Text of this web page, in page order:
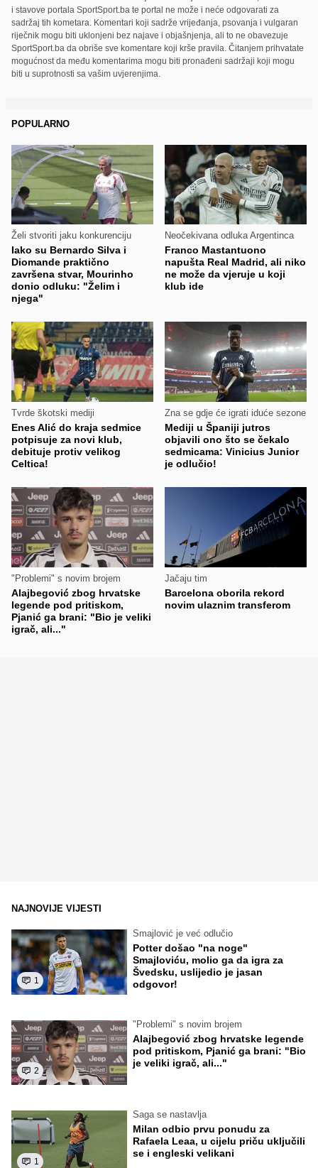
i stavove portala SportSport.ba te portal ne može i neće odgovarati za
sadržaj tih kometara. Komentari koji sadrže vrijeđanja, psovanja i vulgaran
riječnik mogu biti uklonjeni bez najave i objašnjenja, ali to ne obavezuje
SportSport.ba da obriše sve komentare koji krše pravila. Čitanjem prihvatate
mogućnost da među komentarima mogu biti pronađeni sadržaji koji mogu
biti u suprotnosti sa vašim uvjerenjima.
POPULARNO
Želi stvoriti jaku konkurenciju
Iako su Bernardo Silva i
Diomande praktično
završena stvar, Mourinho
donio odluku: "Želim i
njega"
Neočekivana odluka Argentinca
Franco Mastantuono
napušta Real Madrid, ali niko
ne može da vjeruje u koji
klub ide
Tvrde škotski mediji
Enes Alić do kraja sedmice
potpisuje za novi klub,
debituje protiv velikog
Celtica!
Zna se gdje će igrati iduće sezone
Mediji u Španiji jutros
objavili ono što se čekalo
sedmicama: Vinicius Junior
je odlučio!
"Problemi" s novim brojem
Alajbegović zbog hrvatske
legende pod pritiskom,
Pjanić ga brani: "Bio je veliki
igrač, ali..."
Jačaju tim
Barcelona oborila rekord
novim ulaznim transferom
NAJNOVIJE VIJESTI
1
Smajlović je već odlučio
Potter došao "na noge"
Smajloviću, molio ga da igra za
Švedsku, uslijedio je jasan
odgovor!
2
"Problemi" s novim brojem
Alajbegović zbog hrvatske legende
pod pritiskom, Pjanić ga brani: "Bio
je veliki igrač, ali..."
1
Saga se nastavlja
Milan odbio prvu ponudu za
Rafaela Leaa, u cijelu priču uključili
se i engleski velikani